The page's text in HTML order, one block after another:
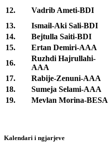
12.
Vadrib Ameti-BDI
13.
Ismail-Aki Sali-BDI
14.
Bejtulla Saiti-BDI
15.
Ertan Demiri-AAA
16.
Ruzhdi Hajrullahi-
AAA
17.
Rabije-Zenuni-AAA
18.
Sumeja Selami-AAA
19.
Mevlan Morina-BESA
Kalendari i ngjarjeve